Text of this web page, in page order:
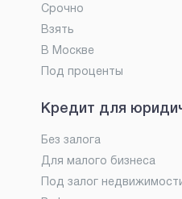
Срочно
Взять
В Москве
Под проценты
Кредит для
Без залога
Для малого бизнеса
Под залог